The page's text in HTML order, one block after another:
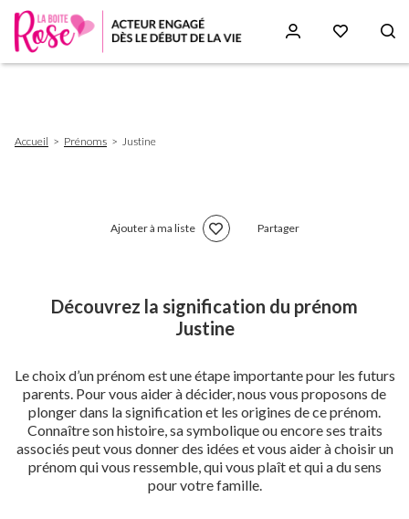
d'Ariane
Accueil Prénoms Justine
Ajouter à ma liste Partager
Découvrez la signification du prénom
Justine
Le choix d’un prénom est une étape importante pour les futurs
parents. Pour vous aider à décider, nous vous proposons de
plonger dans la signification et les origines de ce prénom.
Connaître son histoire, sa symbolique ou encore ses traits
associés peut vous donner des idées et vous aider à choisir un
prénom qui vous ressemble, qui vous plaît et qui a du sens
pour votre famille.